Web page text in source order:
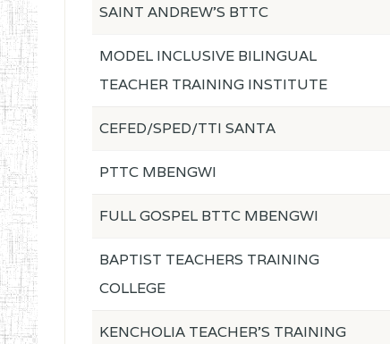
SAINT ANDREW'S BTTC
MODEL INCLUSIVE BILINGUAL
TEACHER TRAINING INSTITUTE
CEFED/SPED/TTI SANTA
PTTC MBENGWI
FULL GOSPEL BTTC MBENGWI
BAPTIST TEACHERS TRAINING
COLLEGE
KENCHOLIA TEACHER'S TRAINING